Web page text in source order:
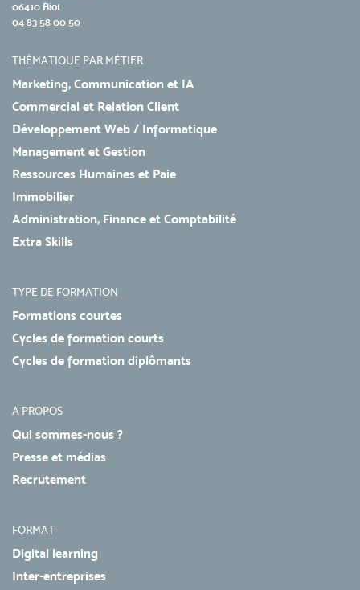
06410 Biot
04 83 58 00 50
THÉMATIQUE PAR MÉTIER
Marketing, Communication et IA
Commercial et Relation Client
Développement Web / Informatique
Management et Gestion
Ressources Humaines et Paie
Immobilier
Administration, Finance et Comptabilité
Extra Skills
TYPE DE FORMATION
Formations courtes
Cycles de formation courts
Cycles de formation diplômants
A PROPOS
Qui sommes-nous ?
Presse et médias
Recrutement
FORMAT
Digital learning
Inter-entreprises